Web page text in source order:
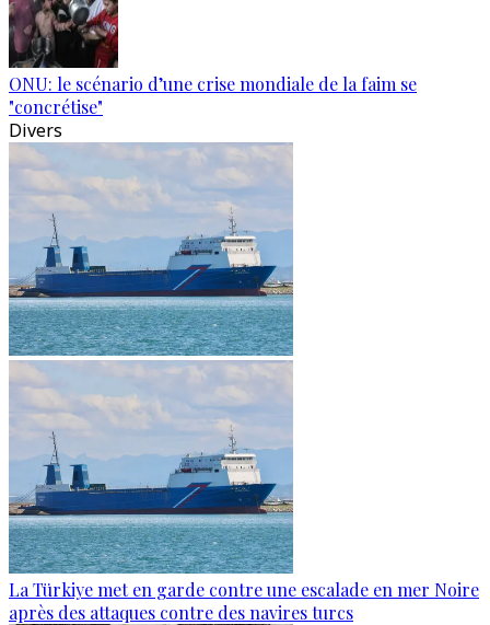
ONU: le scénario d’une crise mondiale de la faim se
"concrétise"
Divers
La Türkiye met en garde contre une escalade en mer Noire
après des attaques contre des navires turcs